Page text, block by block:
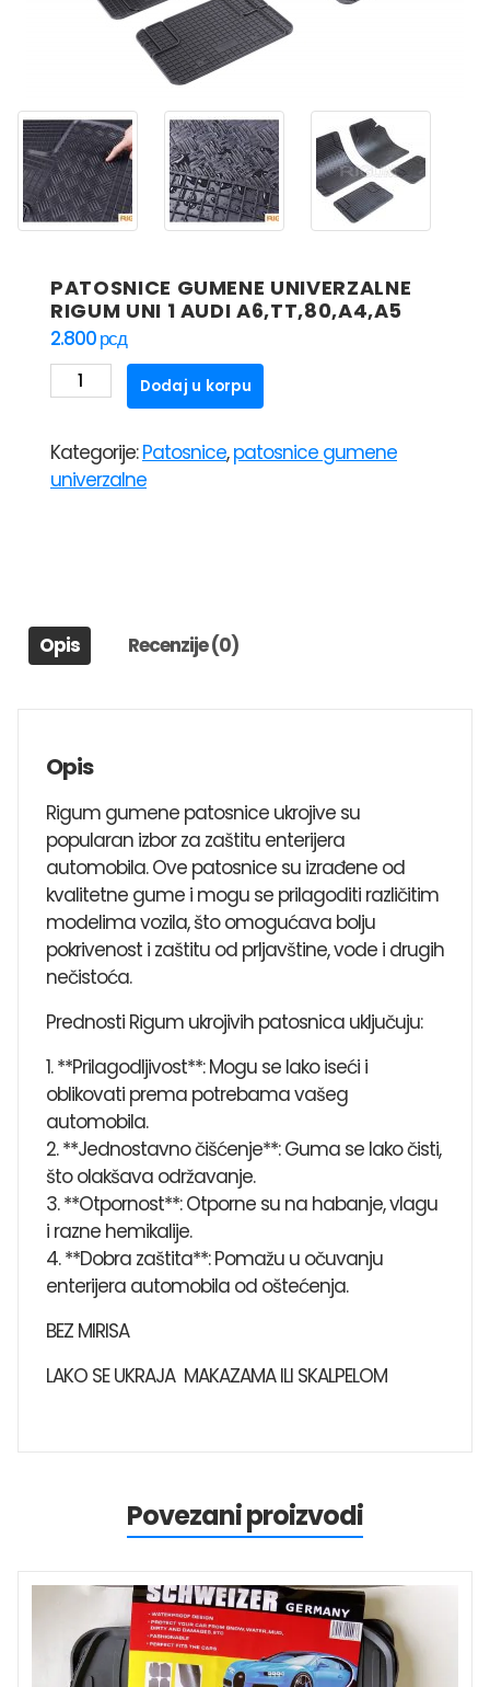
PATOSNICE GUMENE UNIVERZALNE
RIGUM UNI 1 AUDI A6,TT,80,A4,A5
2.800рсд
PATOSNICE
GUMENE
RIGUM
UNI
Dodaj u korpu
Kategorije:Patosnice,patosnice gumene
univerzalne
Opis Recenzije (0)
Opis
Rigum gumene patosnice ukrojive su
popularan izbor za zaštitu enterijera
automobila. Ove patosnice su izrađene od
kvalitetne gume i mogu se prilagoditi različitim
modelima vozila, što omogućava bolju
pokrivenost i zaštitu od prljavštine, vode i drugih
nečistoća.
Prednosti Rigum ukrojivih patosnica uključuju:
1. **Prilagodljivost**: Mogu se lako iseći i
oblikovati prema potrebama vašeg
automobila.
2. **Jednostavno čišćenje**: Guma se lako čisti,
što olakšava održavanje.
3. **Otpornost**: Otporne su na habanje, vlagu
i razne hemikalije.
4. **Dobra zaštita**: Pomažu u očuvanju
enterijera automobila od oštećenja.
BEZ MIRISA
LAKO SE UKRAJA MAKAZAMA ILI SKALPELOM
Povezani proizvodi